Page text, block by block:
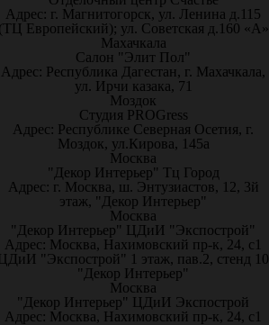
Адрес: г. Магнитогорск, ул. Ленина д.115
Европейский); ул. Советская д.160 «А»
Махачкала
Салон "Элит Пол"
Адрес: Республика Дагестан, г. Махачкала,
ул. Ирчи казака, 71
Моздок
Студия PROGress
Адрес: Республике Северная Осетия, г.
Моздок, ул.Кирова, 145а
Москва
"Декор Интерьер" Тц Город
Адрес: г. Москва, ш. Энтузиастов, 12, 3й
этаж, "Декор Интерьер"
Москва
"Декор Интерьер" ЦДиИ "Экспострой"
Адрес: Москва, Нахимовский пр-к, 24, с1
"Экспострой" 1 этаж, пав.2, стенд 10
"Декор Интерьер"
Москва
"Декор Интерьер" ЦДиИ Экспострой
Адрес: Москва, Нахимовский пр-к, 24, с1